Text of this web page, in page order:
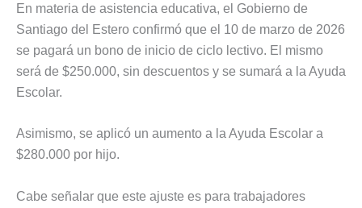
En materia de asistencia educativa, el Gobierno de
Santiago del Estero confirmó que el 10 de marzo de 2026
se pagará un bono de inicio de ciclo lectivo. El mismo
será de $250.000, sin descuentos y se sumará a la Ayuda
Escolar.
Asimismo, se aplicó un aumento a la Ayuda Escolar a
$280.000 por hijo.
Cabe señalar que este ajuste es para trabajadores